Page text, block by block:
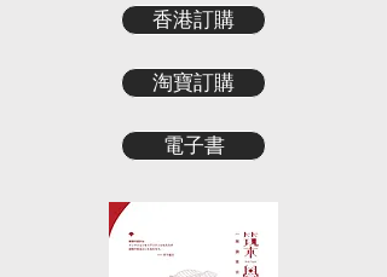
香港訂購
淘寶訂購
電子書